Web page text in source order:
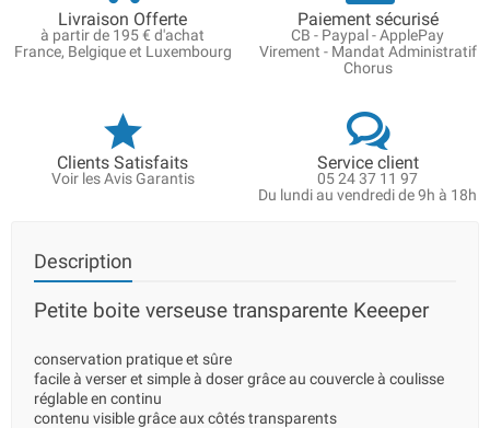
Livraison Offerte
à partir de 195 € d'achat
France, Belgique et Luxembourg
Paiement sécurisé
CB - Paypal - ApplePay
Virement - Mandat Administratif
Chorus
Clients Satisfaits
Voir les Avis Garantis
Service client
05 24 37 11 97
Du lundi au vendredi de 9h à 18h
Description
Petite boite verseuse transparente Keeeper
conservation pratique et sûre
facile à verser et simple à doser grâce au couvercle à coulisse
réglable en continu
contenu visible grâce aux côtés transparents